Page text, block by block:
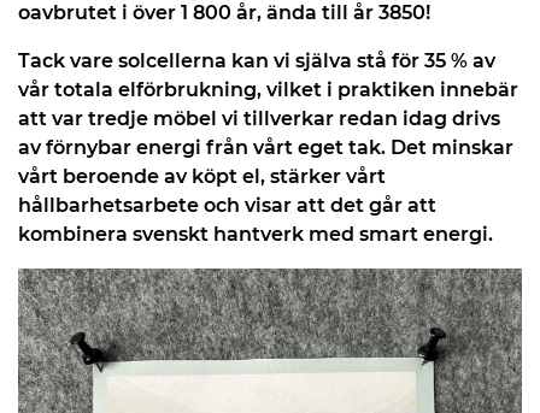
oavbrutet i över 1 800 år, ända till år 3850!
Tack vare solcellerna kan vi själva stå för 35 % av
vår totala elförbrukning, vilket i praktiken innebär
att var tredje möbel vi tillverkar redan idag drivs
av förnybar energi från vårt eget tak. Det minskar
vårt beroende av köpt el, stärker vårt
hållbarhetsarbete och visar att det går att
kombinera svenskt hantverk med smart energi.